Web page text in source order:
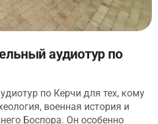
аудиотур по
по Керчи для тех, кому
военная история и
Боспора. Он особенно